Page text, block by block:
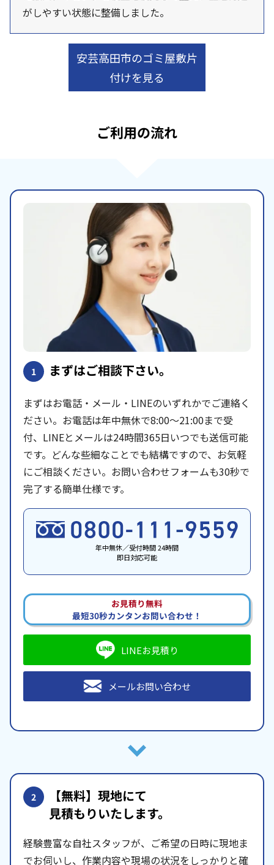
がしやすい状態に整備しました。
安芸高田市のゴミ屋敷片
付けを見る
ご利用の流れ
1 まずはご相談下さい。
まずはお電話・メール・LINEのいずれかでご連絡く
ださい。お電話は年中無休で8:00〜21:00まで受
付、LINEとメールは24時間365日いつでも送信可能
です。どんな些細なことでも結構ですので、お気軽
にご相談ください。お問い合わせフォームも30秒で
完了する簡単仕様です。
年中無休／受付時間 24時間
即日対応可能
お見積り無料
最短30秒カンタンお問い合わせ！
LINEお見積り
メールお問い合わせ
2 【無料】現地にて
見積もりいたします。
経験豊富な自社スタッフが、ご希望の日時に現地ま
でお伺いし、作業内容や現場の状況をしっかりと確